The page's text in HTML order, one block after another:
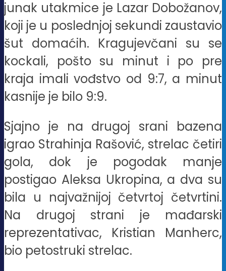
junak utakmice je Lazar Dobožanov,
koji je u poslednjoj sekundi zaustavio
šut domaćih. Kragujevčani su se
kockali, pošto su minut i po pre
kraja imali vođstvo od 9:7, a minut
kasnije je bilo 9:9.
Sjajno je na drugoj srani bazena
igrao Strahinja Rašović, strelac četiri
gola, dok je pogodak manje
postigao Aleksa Ukropina, a dva su
bila u najvažnijoj četvrtoj četvrtini.
Na drugoj strani je mađarski
reprezentativac, Kristian Manherc,
bio petostruki strelac.